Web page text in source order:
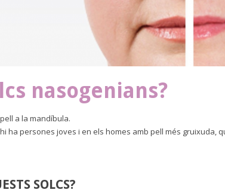
nasogenians?
a la mandíbula.
ha persones joves i en els homes amb pell més gruixuda,
SOLCS?